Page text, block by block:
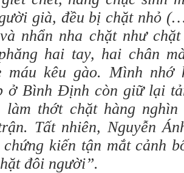
già, đều bị chặt nhỏ
nhẩn nha chặt như
hai tay, hai chân
máu kêu gào. Mình nhớ
ở Bình Định còn giữ lại
làm thớt chặt hàng
Tất nhiên, Nguyễn
kiến tận mắt cảnh
đôi người”.